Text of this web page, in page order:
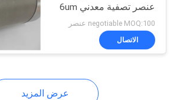
عنصر تصفية معدني 6um
negotiable MOQ:100 عنصر
الاتصال
عرض المزيد